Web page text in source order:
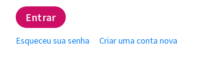
Entrar
Esqueceu sua senha Criar uma conta nova